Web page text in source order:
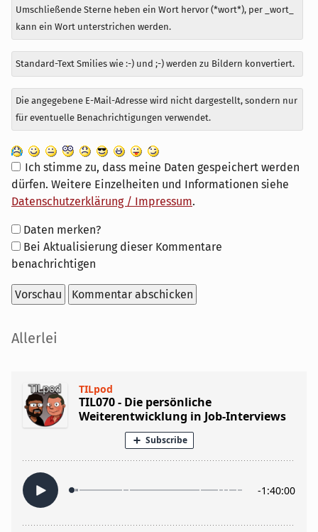
Umschließende Sterne heben ein Wort hervor (*wort*), per _wort_
kann ein Wort unterstrichen werden.
Standard-Text Smilies wie :-) und ;-) werden zu Bildern konvertiert.
Die angegebene E-Mail-Adresse wird nicht dargestellt, sondern nur
für eventuelle Benachrichtigungen verwendet.
Ich stimme zu, dass meine Daten gespeichert werden
dürfen. Weitere Einzelheiten und Informationen siehe
Datenschutzerklärung / Impressum.
Formular-
Optionen
Daten merken?
Bei Aktualisierung dieser Kommentare
benachrichtigen
Seitenleiste
Allerlei